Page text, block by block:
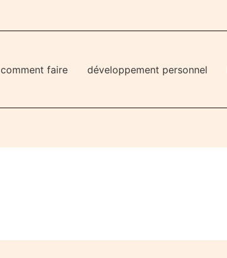
comment faire développement personnel